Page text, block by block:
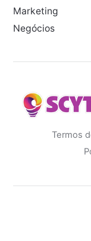
Marketing
Negócios
Termos